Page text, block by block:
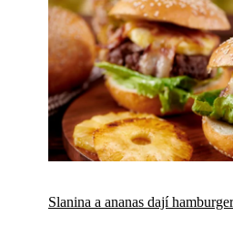
Slanina a ananas dají